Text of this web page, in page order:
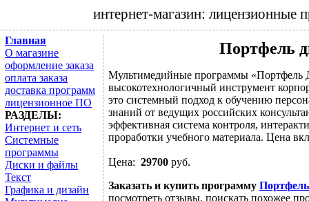
интернет-магазин:
Главная
О магазине
оформление заказа
оплата заказа
доставка программ
лицензионное ПО
РАЗДЕЛЫ:
Интернет и сеть
Системные
программы
Диски и файлы
Текст
Графика и дизайн
Портфель
Мультимедийные программы «Портфель
высокотехнологичный инструмент
это системный подход к обучению
знаний от ведущих российских
эффективная система контроля,
проработки учебного материала. Цена
Цена: 29700 руб.
Заказать и купить программу
посмотреть отзывы, поискать похожее